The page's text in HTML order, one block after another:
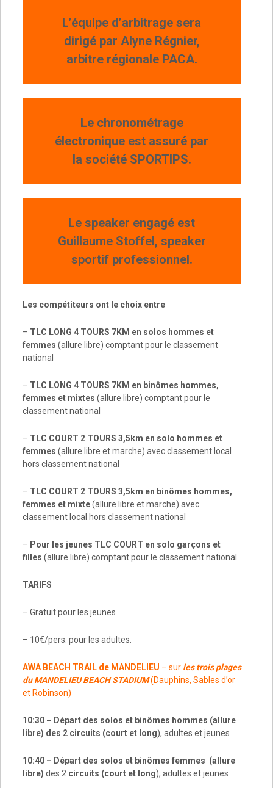
L’équipe d’arbitrage sera
dirigé par Alyne Régnier,
arbitre régionale PACA.
Le chronométrage
électronique est assuré par
la société SPORTIPS.
Le speaker engagé est
Guillaume Stoffel, speaker
sportif professionnel.
Les compétiteurs ont le choix entre
– TLC LONG 4 TOURS 7KM en solos hommes et
femmes (allure libre) comptant pour le classement
national
– TLC LONG 4 TOURS 7KM en binômes hommes,
femmes et mixtes (allure libre) comptant pour le
classement national
– TLC COURT 2 TOURS 3,5km en solo hommes et
femmes (allure libre et marche) avec classement local
hors classement national
– TLC COURT 2 TOURS 3,5km en binômes hommes,
femmes et mixte(allure libre et marche) avec
classement local hors classement national
– Pour les jeunes TLC COURT en solo garçons et
filles (allure libre) comptant pour le classement national
TARIFS
– Gratuit pour les jeunes
– 10€/pers. pour les adultes.
AWA BEACH TRAIL de MANDELIEU – sur les trois plages
du MANDELIEU BEACH STADIUM(Dauphins, Sables d’or
et Robinson)
10:30 – Départ des solos et binômes hommes (allure
libre) des 2 circuits (court et long), adultes et jeunes
10:40 – Départ des solos et binômes femmes (allure
libre) des 2 circuits (court et long), adultes et jeunes